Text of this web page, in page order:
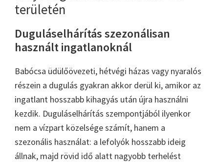
területén
Duguláselhárítás szezonálisan
használt ingatlanoknál
Babócsa üdülőövezeti, hétvégi házas vagy nyaralós
részein a dugulás gyakran akkor derül ki, amikor az
ingatlant hosszabb kihagyás után újra használni
kezdik. Duguláselhárítás szempontjából ilyenkor
nem a vízpart közelsége számít, hanem a
szezonális használat: a lefolyók hosszabb ideig
állnak, majd rövid idő alatt nagyobb terhelést